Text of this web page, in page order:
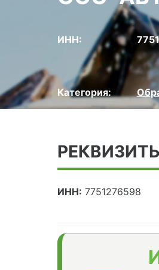
ИНН:
Категория:
ИНН: 7751276598